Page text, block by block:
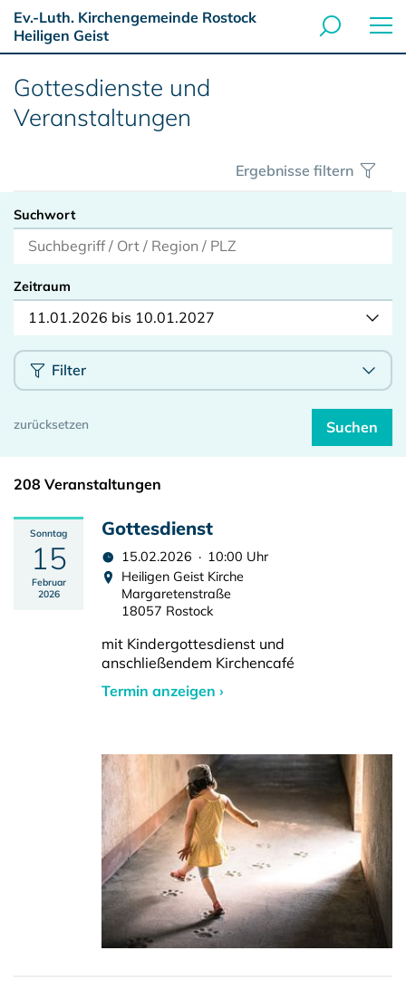
Ev.-Luth. Kirchengemeinde Rostock
Heiligen Geist
Gottesdienste und
Veranstaltungen
Ergebnisse filtern
Suchwort
Zeitraum
11.01.2026 bis 10.01.2027
Filter
208 Veranstaltungen
Sonntag
15
Februar
2026
Gottesdienst
15.02.2026 · 10:00 Uhr
Heiligen Geist Kirche
Margaretenstraße
18057 Rostock
mit Kindergottesdienst und
anschließendem Kirchencafé
Termin anzeigen ›